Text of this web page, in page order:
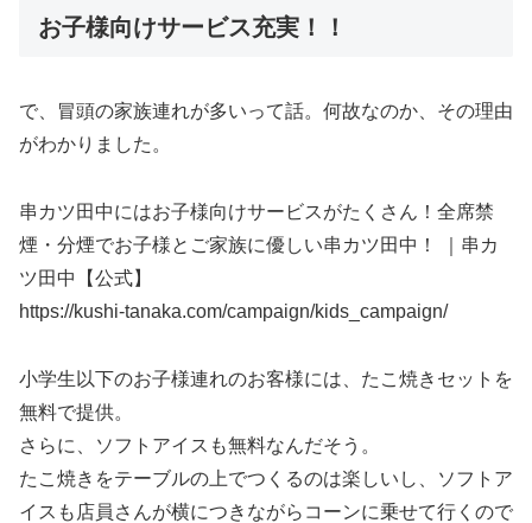
お子様向けサービス充実！！
で、冒頭の家族連れが多いって話。何故なのか、その理由
がわかりました。
串カツ田中にはお子様向けサービスがたくさん！全席禁
煙・分煙でお子様とご家族に優しい串カツ田中！ ｜串カ
ツ田中【公式】
https://kushi-tanaka.com/campaign/kids_campaign/
小学生以下のお子様連れのお客様には、たこ焼きセットを
無料で提供。
さらに、ソフトアイスも無料なんだそう。
たこ焼きをテーブルの上でつくるのは楽しいし、ソフトア
イスも店員さんが横につきながらコーンに乗せて行くので